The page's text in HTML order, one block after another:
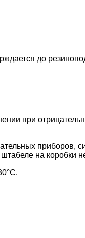
до
при
приборов,
на коробки